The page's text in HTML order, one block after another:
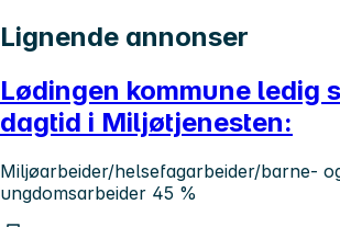
Lignende annonser
Lødingen kommune ledig
dagtid i Miljøtjenesten:
Miljøarbeider/helsefagarbeider/barne-
ungdomsarbeider 45 %